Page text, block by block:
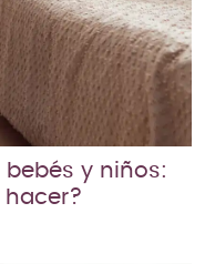
y niños: